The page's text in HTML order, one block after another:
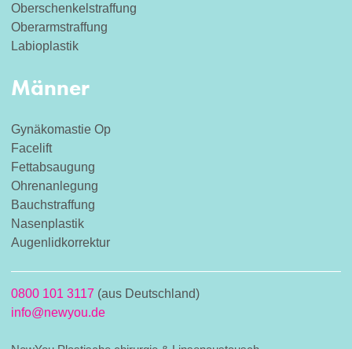
Oberschenkelstraffung
Oberarmstraffung
Labioplastik
Männer
Gynäkomastie Op
Facelift
Fettabsaugung
Ohrenanlegung
Bauchstraffung
Nasenplastik
Augenlidkorrektur
0800 101 3117 (aus Deutschland)
info@newyou.de